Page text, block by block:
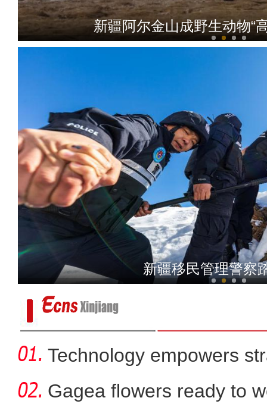
新疆阿尔金山成野生动物“
新疆“旅交会”：260多套
新疆移民管理警察
Technology empowers
Xi
Gagea flowers ready to